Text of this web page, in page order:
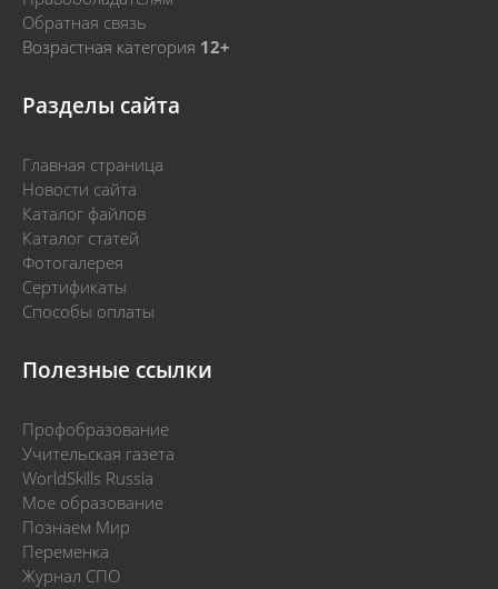
Обратная связь
Возрастная категория 12+
Разделы сайта
Главная страница
Новости сайта
Каталог файлов
Каталог статей
Фотогалерея
Сертификаты
Способы оплаты
Полезные ссылки
Профобразование
Учительская газета
WorldSkills Russia
Мое образование
Познаем Мир
Переменка
Журнал СПО